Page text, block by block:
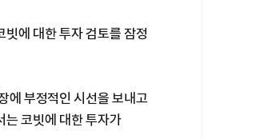
에 대한 투자 검토를 잠정
에 부정적인 시선을 보내고
는 코빗에 대한 투자가